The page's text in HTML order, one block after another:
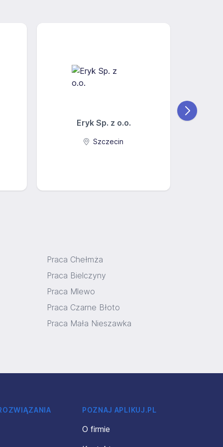
Eryk Sp. z o.o.
Szczecin
Praca Chełmża
Praca Bielczyny
Praca Mlewo
Praca Czarne Błoto
Praca Mała Nieszawka
POZNAJ APLIKUJ.PL
O firmie